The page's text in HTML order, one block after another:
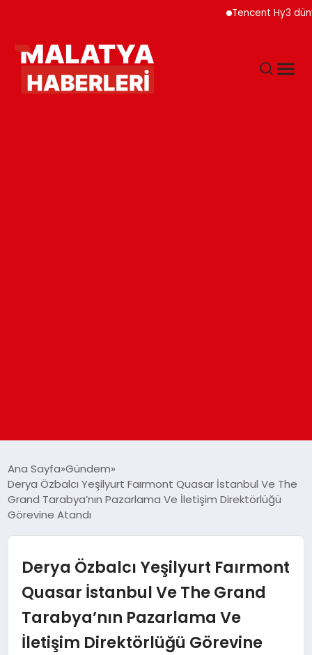
Tencent Hy3 dünya
GÜNDEM
EĞITIM
EKONOMI
Ana Sayfa Gündem
Derya Özbalcı Yeşilyurt Faırmont Quasar İstanbul Ve The
Grand Tarabya’nın Pazarlama Ve İletişim Direktörlüğü
Görevine Atandı
Derya Özbalcı Yeşilyurt Faırmont
Quasar İstanbul Ve The Grand
Tarabya’nın Pazarlama Ve
İletişim Direktörlüğü Görevine